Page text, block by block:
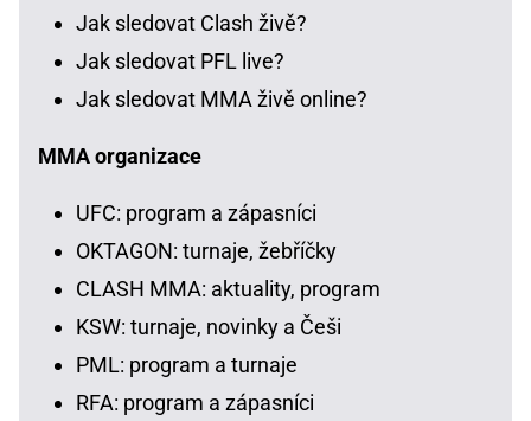
Jak sledovat Clash živě?
Jak sledovat PFL live?
Jak sledovat MMA živě online?
MMA organizace
UFC: program a zápasníci
OKTAGON: turnaje, žebříčky
CLASH MMA: aktuality, program
KSW: turnaje, novinky a Češi
PML: program a turnaje
RFA: program a zápasníci